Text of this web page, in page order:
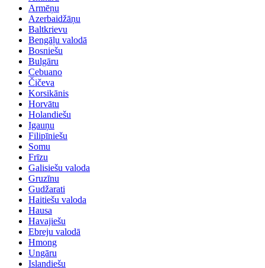
Armēņu
Azerbaidžāņu
Baltkrievu
Bengāļu valodā
Bosniešu
Bulgāru
Cebuano
Čičeva
Korsikānis
Horvātu
Holandiešu
Igauņu
Filipīniešu
Somu
Frīzu
Galisiešu valoda
Gruzīnu
Gudžarati
Haitiešu valoda
Hausa
Havajiešu
Ebreju valodā
Hmong
Ungāru
Islandiešu